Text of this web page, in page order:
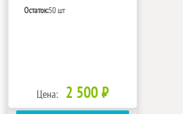
Остаток:50 шт
Цена: 2 500 ₽